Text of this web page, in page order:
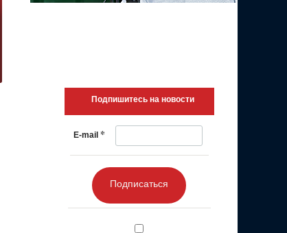
Подпишитесь на новости
E-mail *
Подписаться